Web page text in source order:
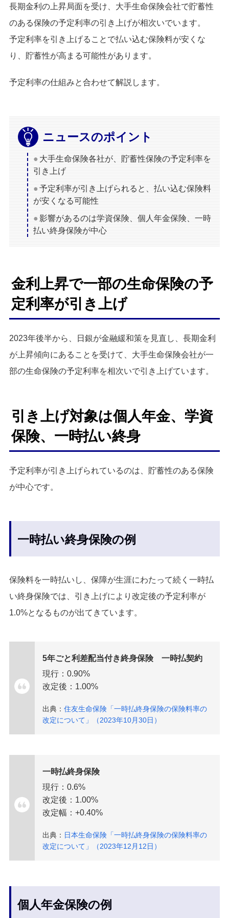
長期金利の上昇局面を受け、大手生命保険会社で貯蓄性
のある保険の予定利率の引き上げが相次いでいます。
予定利率を引き上げることで払い込む保険料が安くな
り、貯蓄性が高まる可能性があります。
予定利率の仕組みと合わせて解説します。
ニュースのポイント
大手生命保険各社が、貯蓄性保険の予定利率を
引き上げ
予定利率が引き上げられると、払い込む保険料
が安くなる可能性
影響があるのは学資保険、個人年金保険、一時
払い終身保険が中心
金利上昇で一部の生命保険の予
定利率が引き上げ
2023年後半から、日銀が金融緩和策を見直し、長期金利
が上昇傾向にあることを受けて、大手生命保険会社が一
部の生命保険の予定利率を相次いで引き上げています。
引き上げ対象は個人年金、学資
保険、一時払い終身
予定利率が引き上げられているのは、貯蓄性のある保険
が中心です。
一時払い終身保険の例
保険料を一時払いし、保障が生涯にわたって続く一時払
い終身保険では、引き上げにより改定後の予定利率が
1.0%となるものが出てきています。
5年ごと利差配当付き終身保険 一時払契約
現行：0.90%
改定後：1.00%
出典： 住友生命保険「一時払終身保険の保険料率の
改定について」（2023年10月30日）
一時払終身保険
現行：0.6%
改定後：1.00%
改定幅：+0.40%
出典： 日本生命保険「一時払終身保険の保険料率の
改定について」（2023年12月12日）
個人年金保険の例